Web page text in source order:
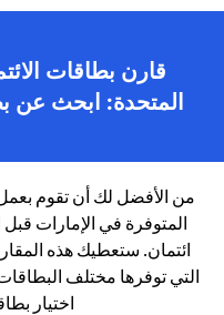
قارن بطاقات
المتحدة: ابحث عن
من الأفضل لك أن تقوم
المتوفرة في الإمارات
ائتمان. ستعطيك هذه
التي توفرها مختلف
اختيار